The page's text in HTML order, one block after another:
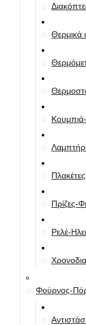
Θερμικά
Πρίζες-
Ρελέ-
Φούρνος-